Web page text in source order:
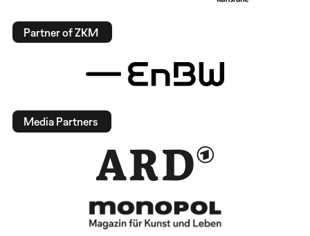
Partner of ZKM
Media Partners